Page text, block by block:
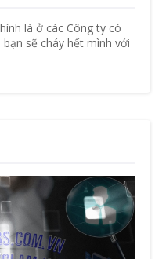
là ở các Công ty có
sẽ cháy hết mình với